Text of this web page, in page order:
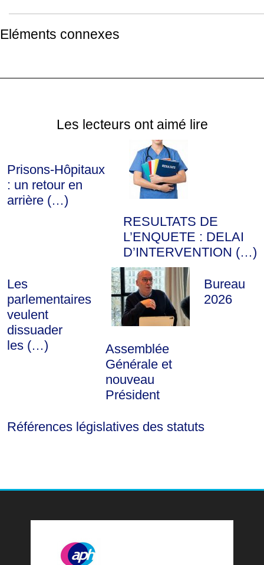
Eléments connexes
Les lecteurs ont aimé lire
Prisons-Hôpitaux
: un retour en
arrière (…)
RESULTATS DE
L’ENQUETE : DELAI
D’INTERVENTION (…)
Les
parlementaires
veulent
dissuader
les (…)
Assemblée
Générale et
nouveau
Président
Bureau
2026
Références législatives des statuts